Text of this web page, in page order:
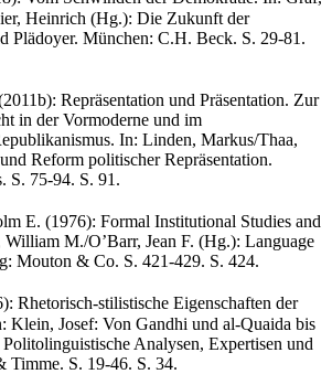
Heinrich (Hg.): Die Zukunft der
Plädoyer. München: C.H. Beck. S. 29-81.
Repräsentation und Präsentation. Zur
in der Vormoderne und im
In: Linden, Markus/Thaa,
Reform politischer Repräsentation.
S. 75-94. S. 91.
E. (1976): Formal Institutional Studies and
William M./O’Barr, Jean F. (Hg.): Language
Mouton & Co. S. 421-429. S. 424.
Rhetorisch-stilistische Eigenschaften der
Klein, Josef: Von Gandhi und al-Quaida bis
Analysen, Expertisen und
S. 19-46. S. 34.